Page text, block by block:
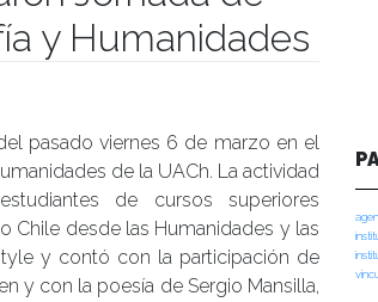
y Humanidades
pasado viernes 6 de marzo en el
de la UACh. La actividad
de cursos superiores
Chile desde las Humanidades y las
y contó con la participación de
y con la poesía de Sergio Mansilla,